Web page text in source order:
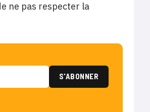
ne pas respecter la